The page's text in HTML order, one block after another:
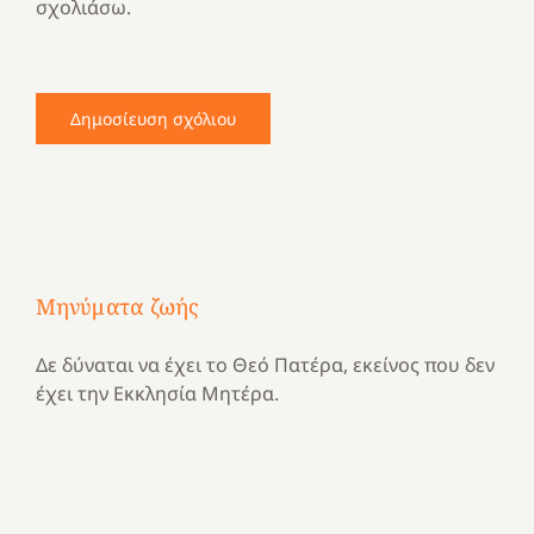
σχολιάσω.
Μηνύματα ζωής
Δε δύναται να έχει το Θεό Πατέρα, εκείνος που δεν
έχει την Εκκλησία Μητέρα.